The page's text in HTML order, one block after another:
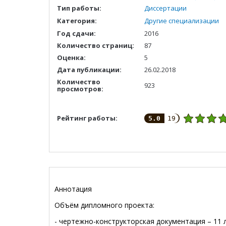
Тип работы:
Диссертации
Категория:
Другие специализации
Год сдачи:
2016
Количество страниц:
87
Оценка:
5
Дата публикации:
26.02.2018
Количество
просмотров: 923
Рейтинг работы: 5.0 19
Аннотация
Объём дипломного проекта:
- чертежно-конструкторская документация – 11